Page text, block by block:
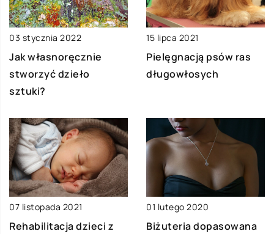
03 stycznia 2022
Jak własnoręcznie
stworzyć dzieło
sztuki?
15 lipca 2021
Pielęgnacją psów ras
długowłosych
07 listopada 2021
Rehabilitacja dzieci z
01 lutego 2020
Biżuteria dopasowana